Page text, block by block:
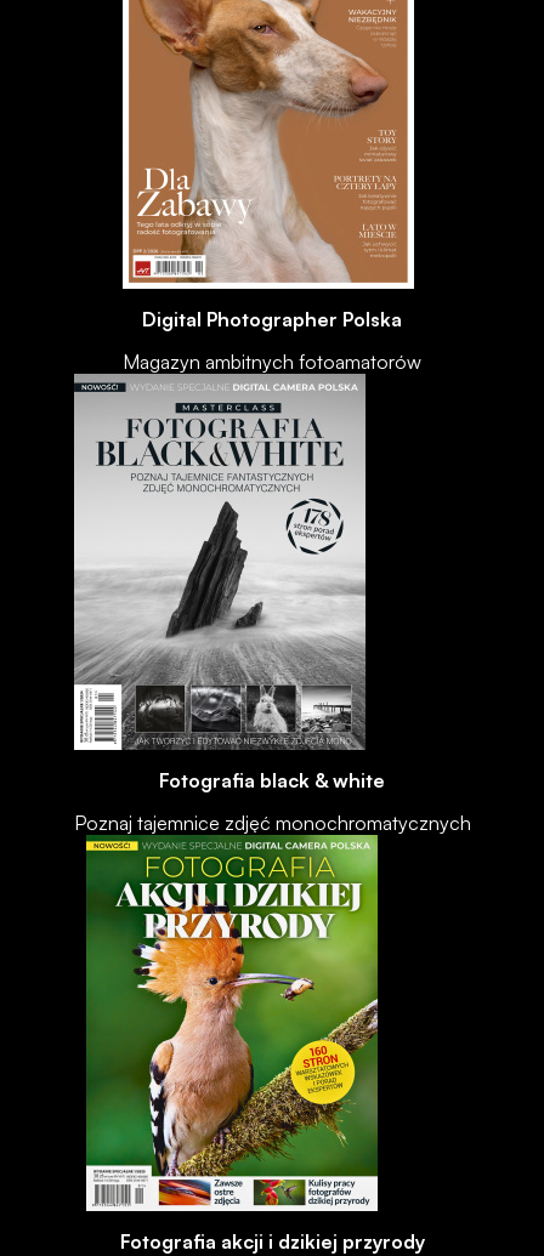
Digital Photographer Polska
Magazyn ambitnych fotoamatorów
Fotografia black & white
Poznaj tajemnice zdjęć monochromatycznych
Fotografia akcji i dzikiej przyrody